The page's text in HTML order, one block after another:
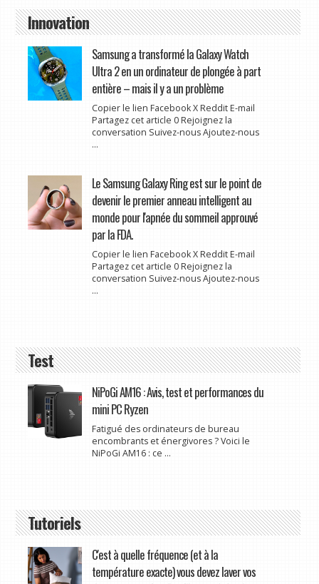
Innovation
Samsung a transformé la Galaxy Watch
Ultra 2 en un ordinateur de plongée à part
entière – mais il y a un problème
Copier le lien Facebook X Reddit E-mail
Partagez cet article 0 Rejoignez la
conversation Suivez-nous Ajoutez-nous
...
Le Samsung Galaxy Ring est sur le point de
devenir le premier anneau intelligent au
monde pour l'apnée du sommeil approuvé
par la FDA.
Copier le lien Facebook X Reddit E-mail
Partagez cet article 0 Rejoignez la
conversation Suivez-nous Ajoutez-nous
...
Test
NiPoGi AM16 : Avis, test et performances du
mini PC Ryzen
Fatigué des ordinateurs de bureau
encombrants et énergivores ? Voici le
NiPoGi AM16 : ce ...
Tutoriels
C'est à quelle fréquence (et à la
température exacte) vous devez laver vos